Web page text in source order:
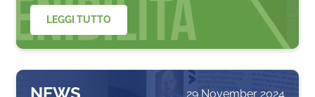
LEGGI TUTTO
29 November 2024